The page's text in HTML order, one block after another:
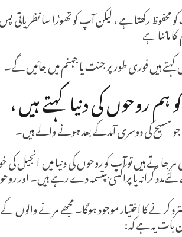
رکھتا ہے ، لیکن آپ کو تھوڑا سا نظریاتی
ماننا ہے
ہیں فوری طور پر جنت یا جہنم میں جائیں گے۔
روحوں کی دنیا کہتے ہیں ،
جو مسیح کی دوسری آمد کے بعد ہونے والے ہیں۔
جاتے ہیں تو آپ کو روحوں کی دنیا میں انجیل
گرانہ یا پراکسی بپتسمہ دے رہے ہیں۔ اور
کرنے کا اختیار موجود ہوگا۔ مجھے مرنے والوں
بات یہ ہے کہ: